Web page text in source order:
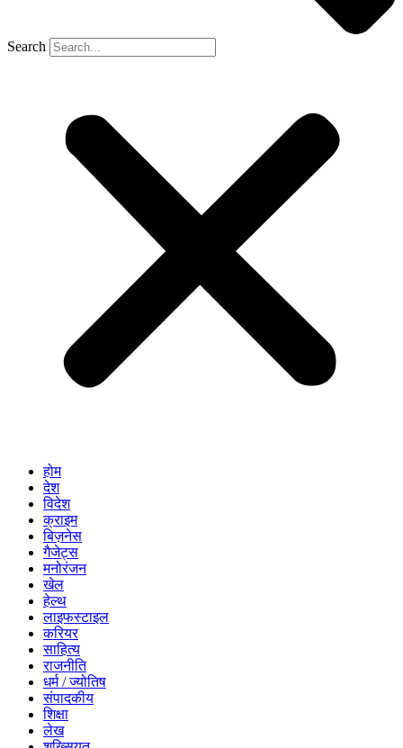
Search
होम
देश
विदेश
क्राइम
बिज़नेस
गैजेट्स
मनोरंजन
खेल
हेल्थ
लाइफस्टाइल
करियर
साहित्य
राजनीति
धर्म / ज्योतिष
संपादकीय
शिक्षा
लेख